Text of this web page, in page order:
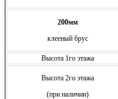
200мм
клееный брус
Высота 1го этажа
Высота 2го этажа
(при наличии)